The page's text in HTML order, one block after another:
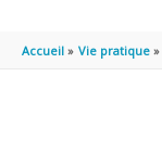
Accueil Vie pratique